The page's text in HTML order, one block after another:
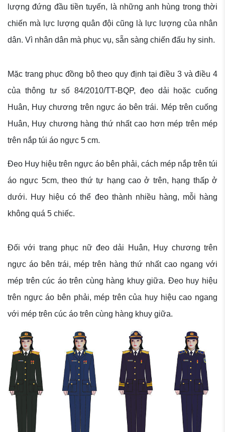
lượng đứng đầu tiền tuyến, là những anh hùng trong thời
chiến mà lực lượng quân đội cũng là lực lượng của nhân
dân. Vì nhân dân mà phục vụ, sẵn sàng chiến đấu hy sinh.
Mặc trang phục đồng bộ theo quy định tại điều 3 và điều 4
của thông tư số 84/2010/TT-BQP, đeo dải hoặc cuống
Huân, Huy chương trên ngực áo bên trái. Mép trên cuống
Huân, Huy chương hàng thứ nhất cao hơn mép trên mép
trên nắp túi áo ngực 5 cm.
Đeo Huy hiệu trên ngực áo bên phải, cách mép nắp trên túi
áo ngực 5cm, theo thứ tự hạng cao ở trên, hạng thấp ở
dưới. Huy hiệu có thể đeo thành nhiều hàng, mỗi hàng
không quá 5 chiếc.
Đối với trang phục nữ đeo dải Huân, Huy chương trên
ngực áo bên trái, mép trên hàng thứ nhất cao ngang với
mép trên cúc áo trên cùng hàng khuy giữa. Đeo huy hiệu
trên ngực áo bên phải, mép trên của huy hiệu cao ngang
với mép trên cúc áo trên cùng hàng khuy giữa.